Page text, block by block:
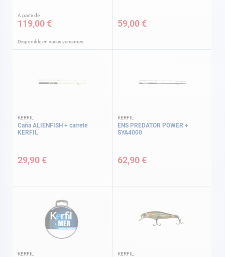
A partir de
119,00 €
Disponible en varias versiones
59,00 €
KERFIL
Caña ALIENFISH + carrete
KERFIL
29,90 €
KERFIL
ENS PREDATOR POWER +
SYA4000
62,90 €
KERFIL KERFIL